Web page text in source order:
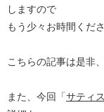
しますので
もう少々お時間くだ
こちらの記事は是非、
また、今回「サティ